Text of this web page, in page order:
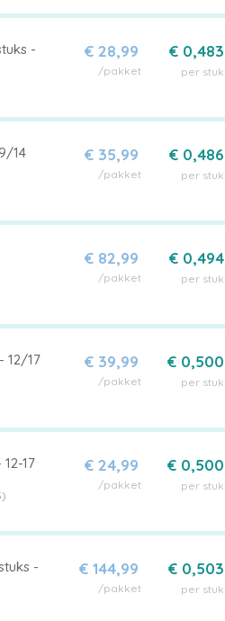
-
€ 28,99
/pakket
€ 0,483
per stuk
14
€ 35,99
/pakket
€ 0,486
per stuk
€ 82,99
/pakket
€ 0,494
per stuk
12/17
€ 39,99
/pakket
€ 0,500
per stuk
17
€ 24,99
/pakket
€ 0,500
per stuk
-
€ 144,99
/pakket
€ 0,503
per stuk